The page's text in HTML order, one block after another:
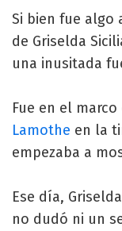
Si bien fue algo
de Griselda
una inusitada
Fue en el
Lamothe en la
empezaba a
Ese día,
no dudó ni un